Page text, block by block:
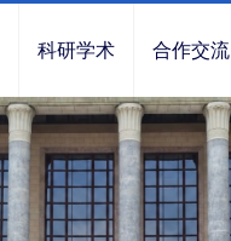
科研学术 合作交流